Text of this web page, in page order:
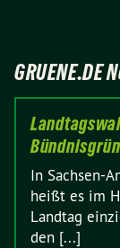
GRUENE.DE
In Sachsen-
heißt es im
Landtag
den [...]